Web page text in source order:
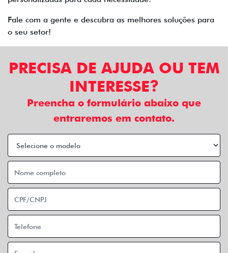
Fale com a gente e descubra as melhores soluções para
o seu setor!
PRECISA DE AJUDA OU TEM
INTERESSE?
Preencha o formulário abaixo que
entraremos em contato.